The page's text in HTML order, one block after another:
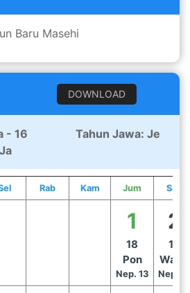
Baru Masehi
DOWNLOAD
- 16
Tahun Jawa: Je
Rab Kam Jum Sab
1
18
Pon
Nep. 13
2
19
Wage
Nep.